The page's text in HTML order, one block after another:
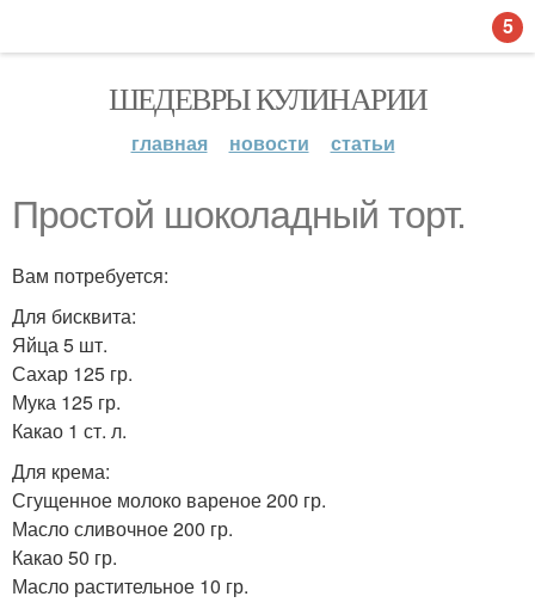
ШЕДЕВРЫ КУЛИНАРИИ
главная новости статьи
Простой шоколадный торт.
Вам потребуется:
Для бисквита:
Яйца 5 шт.
Сахар 125 гр.
Мука 125 гр.
Какао 1 ст. л.
Для крема:
Сгущенное молоко вареное 200 гр.
Масло сливочное 200 гр.
Какао 50 гр.
Масло растительное 10 гр.
5